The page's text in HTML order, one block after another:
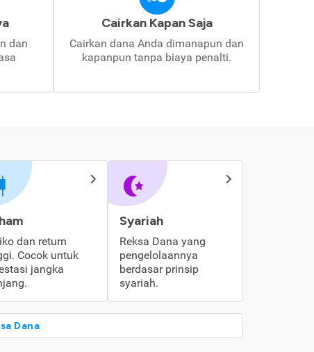
dan
Cairkan Kapan Saja
Cairkan dana Anda dimanapun dan
kapanpun tanpa biaya penalti.
dan return
Cocok untuk
jangka
Syariah
Reksa Dana yang
pengelolaannya
berdasar prinsip
syariah.
Dana